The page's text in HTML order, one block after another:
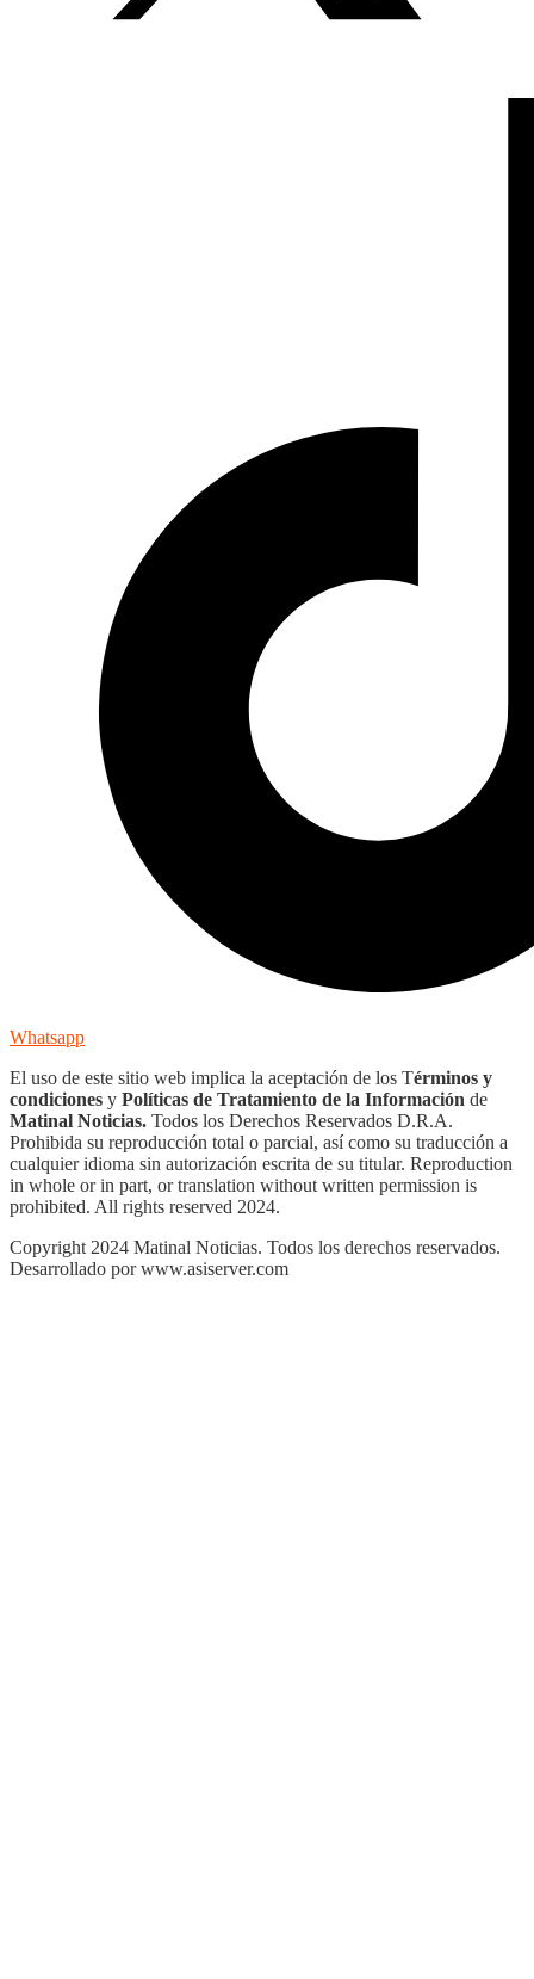
Whatsapp
El uso de este sitio web implica la aceptación de los Términos y
condiciones y Políticas de Tratamiento de la Información de
Matinal Noticias. Todos los Derechos Reservados D.R.A.
Prohibida su reproducción total o parcial, así como su traducción a
cualquier idioma sin autorización escrita de su titular. Reproduction
in whole or in part, or translation without written permission is
prohibited. All rights reserved 2024.
Copyright 2024 Matinal Noticias. Todos los derechos reservados.
Desarrollado por www.asiserver.com